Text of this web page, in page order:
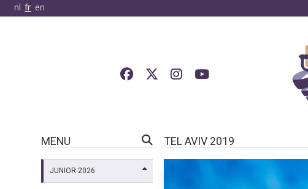
nl fr en
MENU
JUNIOR 2026
TEL AVIV 2019